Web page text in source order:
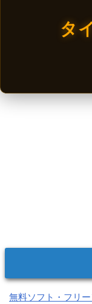
タ
無料ソフト・フリ